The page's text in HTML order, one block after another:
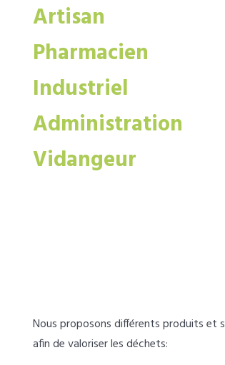
Artisan
Pharmacien
Industriel
Administration
Vidangeur
Nous proposons différents produits et
afin de valoriser les déchets: